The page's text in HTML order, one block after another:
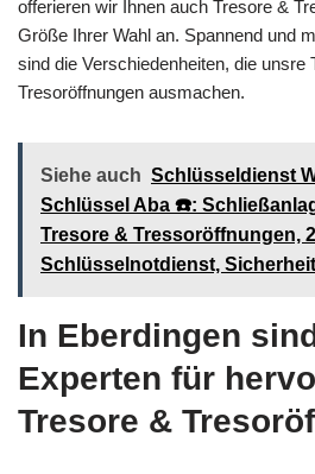
offerieren wir Ihnen auch Tresore &
Größe Ihrer Wahl an. Spannend und
sind die Verschiedenheiten, die unsre
Tresoröffnungen ausmachen.
Siehe auch Schlüsseldienst
Schlüssel Aba ☎️:
Tresore & Tressoröffnungen,
Schlüsselnotdienst,
In Eberdingen
Experten für
Tresore &